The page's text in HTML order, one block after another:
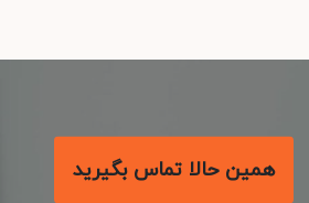
همین حالا تماس بگیرید